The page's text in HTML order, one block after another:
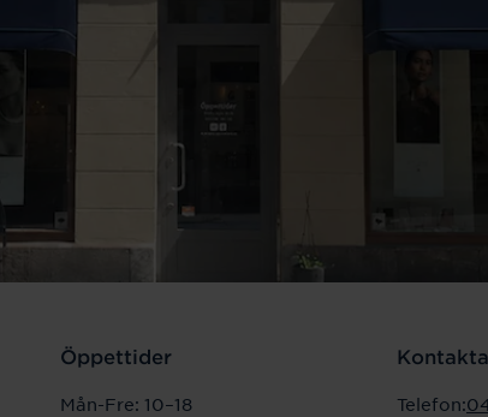
Öppettider
Mån-Fre: 10–18
Telefon: